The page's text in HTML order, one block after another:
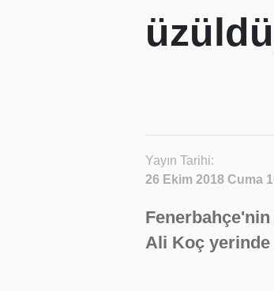
Yayın Tarihi:
26 Ekim 2018 Cuma
Fenerbahçe'nin
Ali Koç yerinde